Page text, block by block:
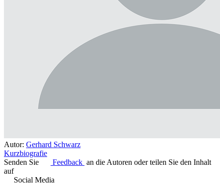
Autor: Gerhard Schwarz
Kurzbiografie
Senden Sie
Feedback an die Autoren oder teilen Sie den Inhalt
auf
Social Media